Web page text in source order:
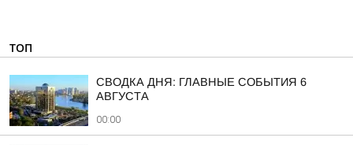
ТОП
СВОДКА ДНЯ: ГЛАВНЫЕ СОБЫТИЯ 6
АВГУСТА
00:00